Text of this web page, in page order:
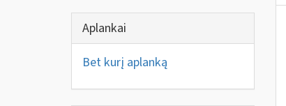
Aplankai
Bet kurį aplanką